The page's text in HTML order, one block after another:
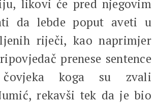
likovi će pred njegovim
da lebde poput aveti u
riječi, kao naprimjer
prenese sentence
čovjeka koga su zvali
rekavši tek da je bio